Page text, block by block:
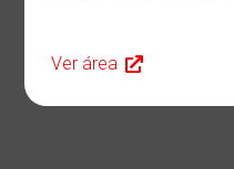
Ver área